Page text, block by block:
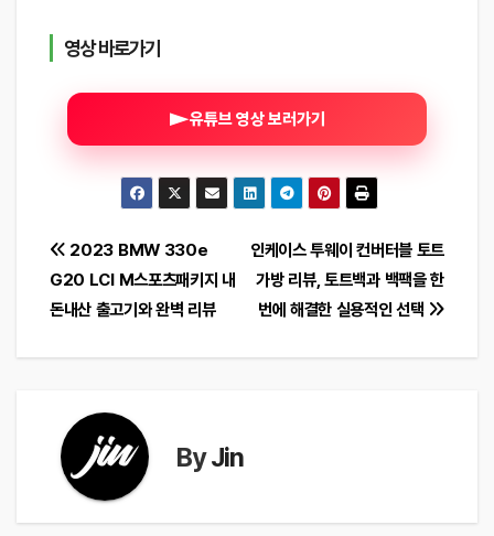
영상 바로가기
유튜브 영상 보러가기
글
탐
색
인케이스 투웨이 컨버터블 토트
가방 리뷰, 토트백과 백팩을 한
번에 해결한 실용적인 선택
2023 BMW 330e
G20 LCI M스포츠패키지 내
돈내산 출고기와 완벽 리뷰
ByJin